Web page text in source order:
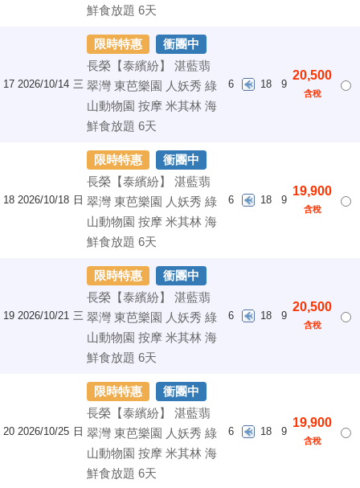
鮮食放題 6天
17 2026/10/14 三
限時特惠 衝團中
長榮【泰繽紛】 湛藍翡
翠灣 東芭樂園 人妖秀 綠
山動物園 按摩 米其林 海
鮮食放題 6天
6 18 9
20,500
含稅
18 2026/10/18 日
限時特惠 衝團中
長榮【泰繽紛】 湛藍翡
翠灣 東芭樂園 人妖秀 綠
山動物園 按摩 米其林 海
鮮食放題 6天
6 18 9
19,900
含稅
19 2026/10/21 三
限時特惠 衝團中
長榮【泰繽紛】 湛藍翡
翠灣 東芭樂園 人妖秀 綠
山動物園 按摩 米其林 海
鮮食放題 6天
6 18 9
20,500
含稅
20 2026/10/25 日
限時特惠 衝團中
長榮【泰繽紛】 湛藍翡
翠灣 東芭樂園 人妖秀 綠
山動物園 按摩 米其林 海
鮮食放題 6天
6 18 9
19,900
含稅